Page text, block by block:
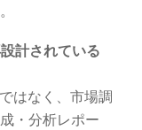
計されている
はなく、市場調
・分析レポー